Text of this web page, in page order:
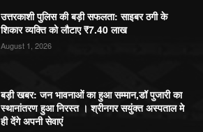
उत्तरकाशी पुलिस की बड़ी सफलता: साइबर ठगी के
शिकार व्यक्ति को लौटाए ₹7.40 लाख
August 1, 2026
बड़ी खबर: जन भावनाओं का हुआ सम्मान,डॉ पुजारी का
स्थानांतरण हुआ निरस्त । श्रीनगर सयुंक्त अस्पताल मे
ही देंगे अपनी सेवाएं